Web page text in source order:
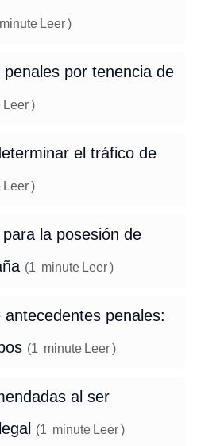
minute Leer)
penales por tenencia de
Leer)
el tráfico de
Leer)
la posesión de
(1 minute Leer)
antecedentes penales:
(1 minute Leer)
al ser
(1 minute Leer)